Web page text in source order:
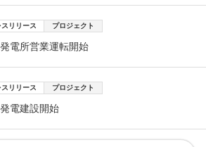
スリリース プロジェクト
電所営業運転開始
スリリース プロジェクト
電建設開始